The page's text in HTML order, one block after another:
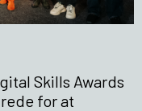
Skills Awards
for at